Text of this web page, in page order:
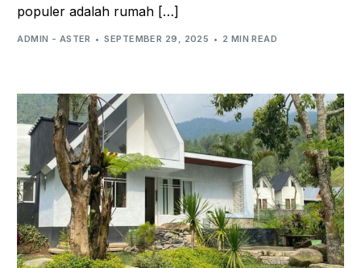
populer adalah rumah […]
ADMIN - ASTER SEPTEMBER 29, 2025 2 MIN READ